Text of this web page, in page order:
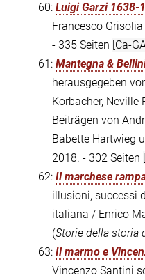
60: Luigi Garzi 1638-
Francesco
- 335 Seiten [Ca-
61: Mantegna &
herausgegeben
Korbacher, Neville
Beiträgen von
Babette Hartwieg
2018. - 302 Seiten
62: Il marchese
illusioni, successi
italiana / Enrico
(Storie della storia
63: Il marmo e
Vincenzo Santini